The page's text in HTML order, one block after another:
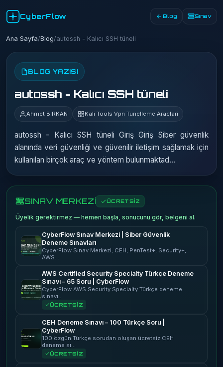
CyberFlow Blog Sınav
Ana Sayfa/Blog/autossh - Kalıcı SSH tüneli
BLOG YAZISI
autossh - Kalıcı SSH tüneli
Ahmet BİRKAN Kali Tools Vpn Tunelleme Araclari
autossh - Kalıcı SSH tüneli Giriş Giriş Siber güvenlik
alanında veri güvenliği ve güvenilir iletişim sağlamak için
kullanılan birçok araç ve yöntem bulunmaktad…
SINAV MERKEZİ ÜCRETSİZ
Üyelik gerektirmez — hemen başla, sonucunu gör, belgeni al.
CyberFlow Sınav Merkezi | Siber Güvenlik
Deneme Sınavları
CyberFlow Sınav Merkezi; CEH, PenTest+, Security+,
AWS…
AWS Certified Security Specialty Türkçe Deneme
Sınavı – 65 Soru | CyberFlow
CyberFlow AWS Security Specialty Türkçe deneme
sınavı…
ÜCRETSİZ
CEH Deneme Sınavı – 100 Türkçe Soru |
CyberFlow
100 özgün Türkçe sorudan oluşan ücretsiz CEH
deneme sı…
ÜCRETSİZ